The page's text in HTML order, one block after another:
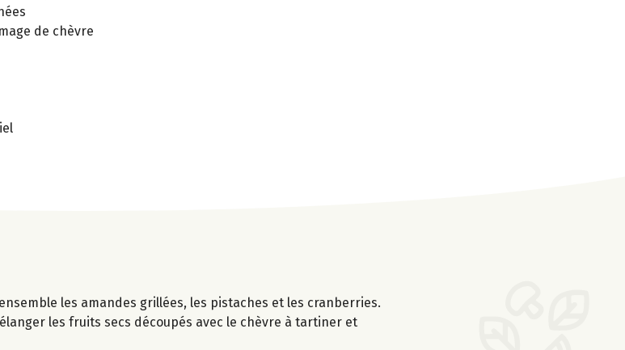
de chèvre
les amandes grillées, les pistaches et les cranberries.
les fruits secs découpés avec le chèvre à tartiner et